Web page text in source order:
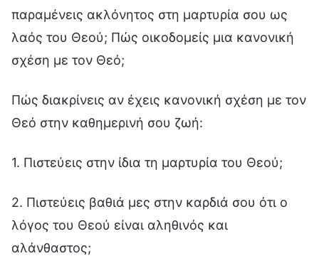
παραμένεις ακλόνητος στη μαρτυρία σου ως
λαός του Θεού; Πώς οικοδομείς μια κανονική
σχέση με τον Θεό;
Πώς διακρίνεις αν έχεις κανονική σχέση με τον
Θεό στην καθημερινή σου ζωή:
1. Πιστεύεις στην ίδια τη μαρτυρία του Θεού;
2. Πιστεύεις βαθιά μες στην καρδιά σου ότι ο
λόγος του Θεού είναι αληθινός και
αλάνθαστος;